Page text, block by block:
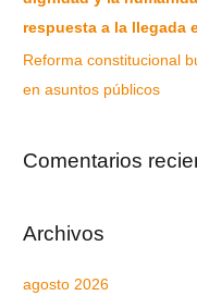
respuesta a la llegada
Reforma constitucional
en asuntos públicos
Comentarios
Archivos
agosto 2026